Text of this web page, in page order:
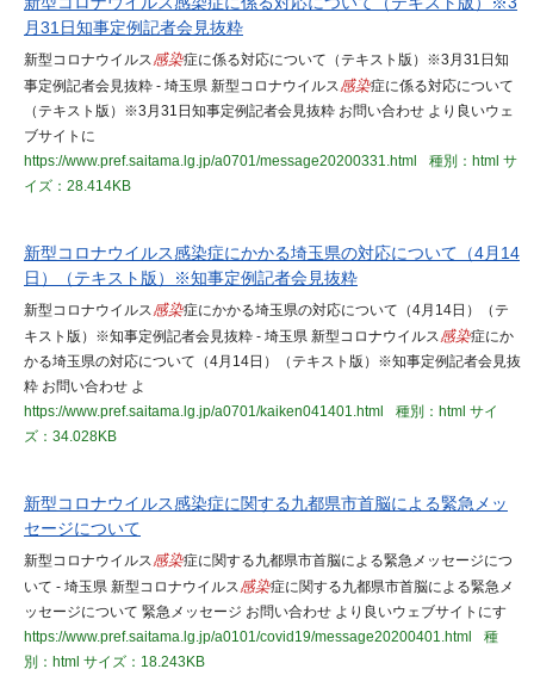
月31日知事定例記者会見抜粋
新型コロナウイルス感染症に係る対応について（テキスト版）※3月31日知
事定例記者会見抜粋 - 埼玉県 新型コロナウイルス感染症に係る対応について
（テキスト版）※3月31日知事定例記者会見抜粋 お問い合わせ より良いウェ
ブサイトに
https://www.pref.saitama.lg.jp/a0701/message20200331.html
種別：html サ
イズ：28.414KB
新型コロナウイルス感染症にかかる埼玉県の対応について（4月14
日）（テキスト版）※知事定例記者会見抜粋
新型コロナウイルス感染症にかかる埼玉県の対応について（4月14日）（テ
キスト版）※知事定例記者会見抜粋 - 埼玉県 新型コロナウイルス感染症にか
かる埼玉県の対応について（4月14日）（テキスト版）※知事定例記者会見抜
粋 お問い合わせ よ
https://www.pref.saitama.lg.jp/a0701/kaiken041401.html
種別：html サイ
ズ：34.028KB
新型コロナウイルス感染症に関する九都県市首脳による緊急メッ
セージについて
新型コロナウイルス感染症に関する九都県市首脳による緊急メッセージにつ
いて - 埼玉県 新型コロナウイルス感染症に関する九都県市首脳による緊急メ
ッセージについて 緊急メッセージ お問い合わせ より良いウェブサイトにす
https://www.pref.saitama.lg.jp/a0101/covid19/message20200401.html
種
別：html サイズ：18.243KB